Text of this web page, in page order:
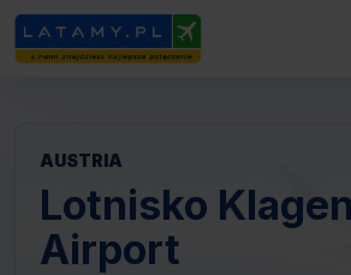
AUSTRIA
Lotnisko
Airport